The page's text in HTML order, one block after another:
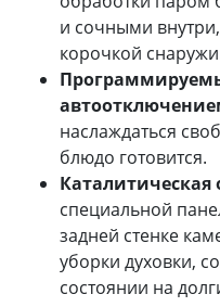
и сочными
корочкой
наслаждаться
блюдо готовится.
Каталитическая
специальной
задней стенке
уборки духовки,
состоянии на